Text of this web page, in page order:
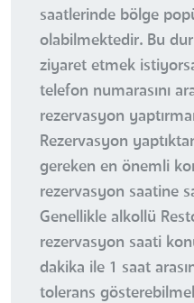
saatlerinde bölge
olabilmektedir. Bu
ziyaret etmek
telefon numarasını
rezervasyon
Rezervasyon
gereken en önemli
rezervasyon saatine
Genellikle alkollü
rezervasyon saati
dakika ile 1 saat
tolerans